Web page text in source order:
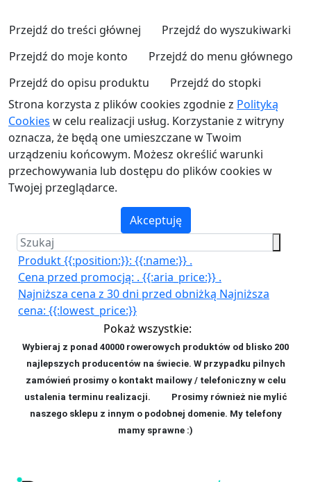
Przejdź do treści głównej
Przejdź do wyszukiwarki
Przejdź do moje konto
Przejdź do menu głównego
Przejdź do opisu produktu
Przejdź do stopki
Strona korzysta z plików cookies zgodnie z Polityką
Cookies w celu realizacji usług. Korzystanie z witryny
oznacza, że będą one umieszczane w Twoim
urządzeniu końcowym. Możesz określić warunki
przechowywania lub dostępu do plików cookies w
Twojej przeglądarce.
Akceptuję
Produkt {{:position:}}: {{:name:}} .
Cena przed promocją: . {{:aria_price:}} .
Najniższa cena z 30 dni przed obniżką Najniższa
cena: {{:lowest_price:}}
Pokaż wszystkie:
Wybieraj z ponad 40000 rowerowych produktów od blisko 200
najlepszych producentów na świecie. W przypadku pilnych
zamówień prosimy o kontakt mailowy / telefoniczny w celu
ustalenia terminu realizacji. Prosimy również nie mylić
naszego sklepu z innym o podobnej domenie. My telefony
mamy sprawne :)